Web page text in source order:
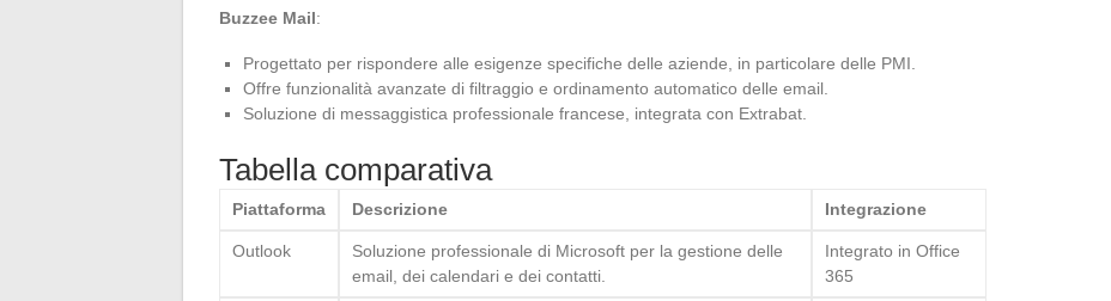
Buzzee Mail:
Progettato per rispondere alle esigenze specifiche delle aziende, in particolare delle PMI.
Offre funzionalità avanzate di filtraggio e ordinamento automatico delle email.
Soluzione di messaggistica professionale francese, integrata con Extrabat.
Tabella comparativa
Piattaforma Descrizione Integrazione
Outlook
Soluzione professionale di Microsoft per la gestione delle
email, dei calendari e dei contatti.
Integrato in Office
365